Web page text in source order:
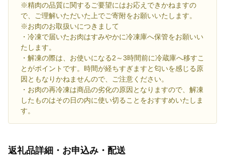
※精肉の品質に関するご要望にはお応えできかねますの
で、ご理解いただいた上でご寄附をお願いいたします。
※お肉のお取扱いにつきまして
・冷凍で届いたお肉はすみやかに冷凍庫へ保管をお願いい
たします。
・解凍の際は、お使いになる2～3時間前に冷蔵庫へ移すこ
とがポイントです。時間が経ちすぎますと匂いを感じる原
因ともなりかねませんので、ご注意ください。
・お肉の再冷凍は商品の劣化の原因となりますので、解凍
したものはその日の内に使い切ることをおすすめいたしま
す。
返礼品詳細・お申込み・配送